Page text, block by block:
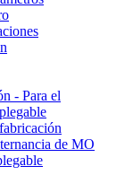
- Para el
de MO